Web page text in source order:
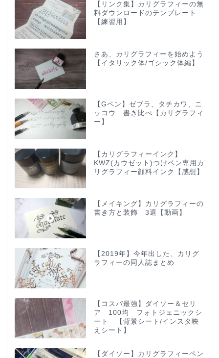
【リンク集】カリグラフィーの無
料ダウンロードのテンプレート
【練習用】
さあ、カリグラフィーを始めよう
【イタリック体/ゴシック体編】
【Gペン】ゼブラ、タチカワ、ニ
ッコウ 書き比べ【カリグラフィ
ー】
【カリグラフィーインク】
KWZ(カウゼット)つけペン専用カ
リグラフィー顔料インク【感想】
【メイキング】カリグラフィーの
書き方と装飾 3選【動画】
【2019年】今年出した、カリグ
ラフィーの同人誌まとめ
【コスパ最強】ダイソー＆セリ
ア 100均 フォトジェニックシ
ート 【背景シート/インスタ映
えシート】
【ダイソー】カリグラフィーペン